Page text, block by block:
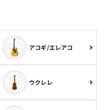
アコギ/エレアコ
ウクレレ